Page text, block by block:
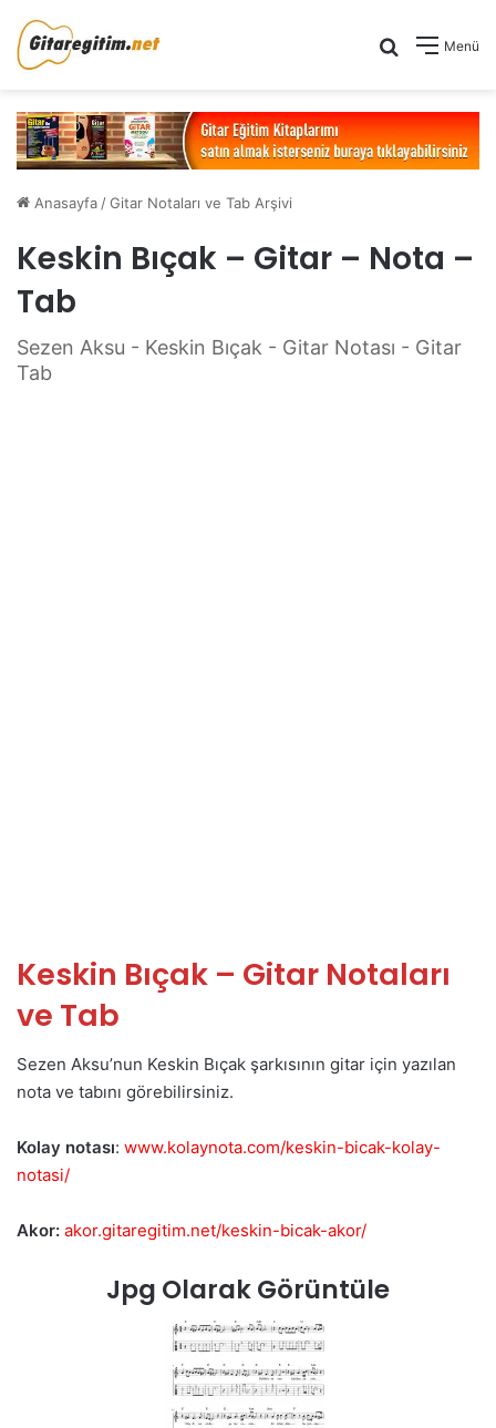
Menü
Arama yap
Anasayfa /Gitar Notaları ve Tab Arşivi
Keskin Bıçak – Gitar – Nota –
Tab
Sezen Aksu - Keskin Bıçak - Gitar Notası - Gitar
Tab
Keskin Bıçak – Gitar Notaları
ve Tab
Sezen Aksu’nun Keskin Bıçak şarkısının gitar için yazılan
nota ve tabını görebilirsiniz.
Kolay notası: www.kolaynota.com/keskin-bicak-kolay-
notasi/
Akor: akor.gitaregitim.net/keskin-bicak-akor/
Jpg Olarak Görüntüle